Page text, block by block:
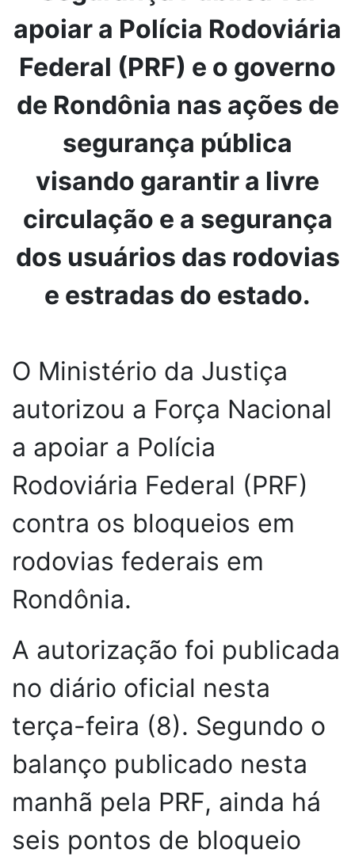
apoiar a Polícia Rodoviária
Federal (PRF) e o governo
de Rondônia nas ações de
segurança pública
visando garantir a livre
circulação e a segurança
dos usuários das rodovias
e estradas do estado.
O Ministério da Justiça
autorizou a Força Nacional
a apoiar a Polícia
Rodoviária Federal (PRF)
contra os bloqueios em
rodovias federais em
Rondônia.
A autorização foi publicada
no diário oficial nesta
terça-feira (8). Segundo o
balanço publicado nesta
manhã pela PRF, ainda há
seis pontos de bloqueio